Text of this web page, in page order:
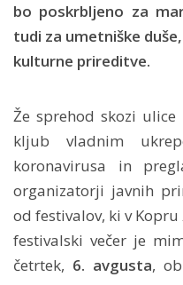
bo poskrbljeno za
tudi za umetniške
kulturne prireditve.
Že sprehod skozi
kljub vladnim
koronavirusa in
organizatorji javnih
od festivalov, ki v Kopru
festivalski večer je
četrtek, 6. avgusta,